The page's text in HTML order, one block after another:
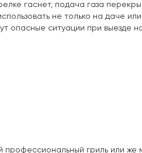
гаснет, подача газа
не только на даче
опасные ситуации при выезде
гриль или же